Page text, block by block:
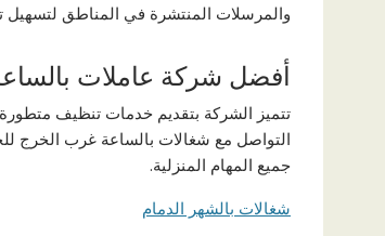
والمرسلات المنتشرة في المناطق لتسهيل
أفضل شركة عاملات
تتميز الشركة بتقديم خدمات تنظيف متطورة
التواصل مع شغالات بالساعة غرب الخرج
جميع المهام المنزلية.
شغالات بالشهر الدمام